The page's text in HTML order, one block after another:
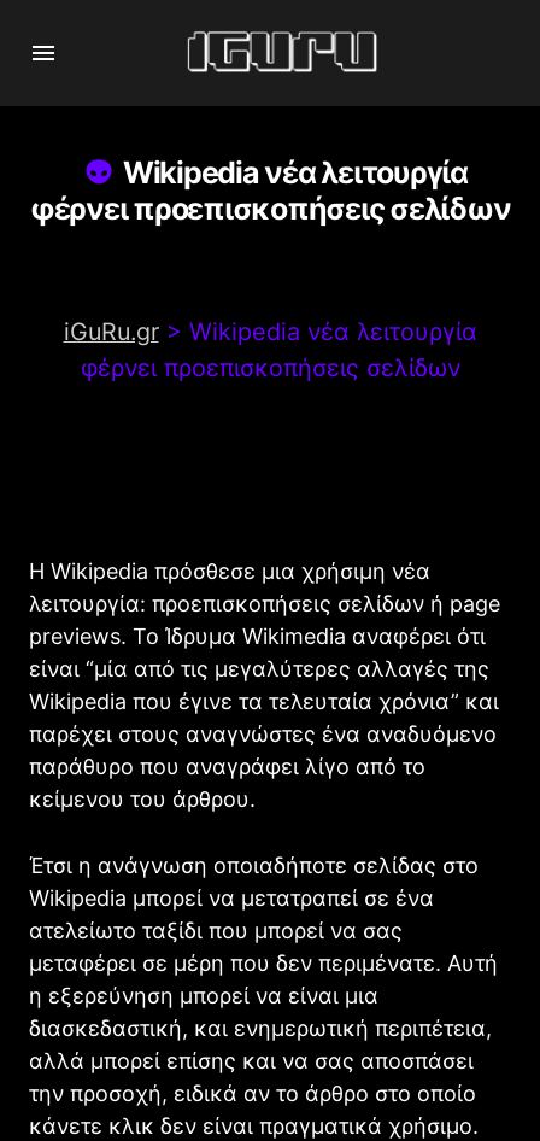
Wikipedia νέα λειτουργία
φέρνει προεπισκοπήσεις σελίδων
iGuRu.gr> Wikipedia νέα λειτουργία
φέρνει προεπισκοπήσεις σελίδων
Η Wikipedia πρόσθεσε μια χρήσιμη νέα
λειτουργία: προεπισκοπήσεις σελίδων ή page
previews. Το Ίδρυμα Wikimedia αναφέρει ότι
είναι “μία από τις μεγαλύτερες αλλαγές της
Wikipedia που έγινε τα τελευταία χρόνια” και
παρέχει στους αναγνώστες ένα αναδυόμενο
παράθυρο που αναγράφει λίγο από το
κείμενου του άρθρου.
Έτσι η ανάγνωση οποιαδήποτε σελίδας στο
Wikipedia μπορεί να μετατραπεί σε ένα
ατελείωτο ταξίδι που μπορεί να σας
μεταφέρει σε μέρη που δεν περιμένατε. Αυτή
η εξερεύνηση μπορεί να είναι μια
διασκεδαστική, και ενημερωτική περιπέτεια,
αλλά μπορεί επίσης και να σας αποσπάσει
την προσοχή, ειδικά αν το άρθρο στο οποίο
κάνετε κλικ δεν είναι πραγματικά χρήσιμο.